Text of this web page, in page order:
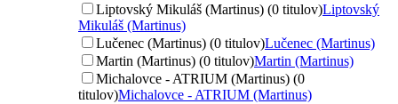
Liptovský Mikuláš (Martinus) (0 titulov)Liptovský
Mikuláš (Martinus)
Lučenec (Martinus) (0 titulov)Lučenec (Martinus)
Martin (Martinus) (0 titulov)Martin (Martinus)
Michalovce - ATRIUM (Martinus) (0
titulov)Michalovce - ATRIUM (Martinus)